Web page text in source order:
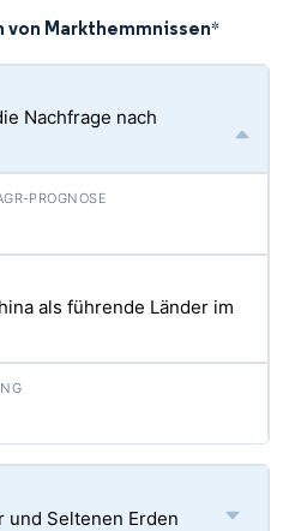
von Markthemmnissen*
Nachfrage nach
als führende Länder im
und Seltenen Erden